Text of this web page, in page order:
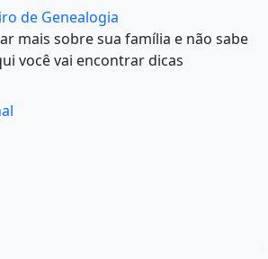
de Genealogia
mais sobre sua família e não sabe
você vai encontrar dicas